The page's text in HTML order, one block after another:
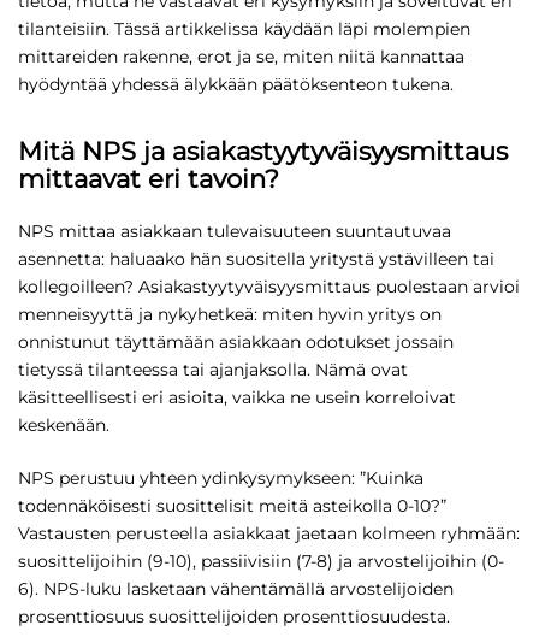
tilanteisiin. Tässä artikkelissa käydään läpi molempien
mittareiden rakenne, erot ja se, miten niitä kannattaa
hyödyntää yhdessä älykkään päätöksenteon tukena.
Mitä NPS ja asiakastyytyväisyysmittaus
mittaavat eri tavoin?
NPS mittaa asiakkaan tulevaisuuteen suuntautuvaa
asennetta: haluaako hän suositella yritystä ystävilleen tai
kollegoilleen? Asiakastyytyväisyysmittaus puolestaan arvioi
menneisyyttä ja nykyhetkeä: miten hyvin yritys on
onnistunut täyttämään asiakkaan odotukset jossain
tietyssä tilanteessa tai ajanjaksolla. Nämä ovat
käsitteellisesti eri asioita, vaikka ne usein korreloivat
keskenään.
NPS perustuu yhteen ydinkysymykseen: ”Kuinka
todennäköisesti suosittelisit meitä asteikolla 0-10?”
Vastausten perusteella asiakkaat jaetaan kolmeen ryhmään:
suosittelijoihin (9-10), passiivisiin (7-8) ja arvostelijoihin (0-
6). NPS-luku lasketaan vähentämällä arvostelijoiden
prosenttiosuus suosittelijoiden prosenttiosuudesta.